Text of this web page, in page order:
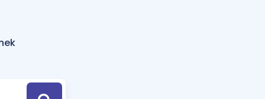
Hesaplama Aracı
için Öneriler
Tek Takvimde